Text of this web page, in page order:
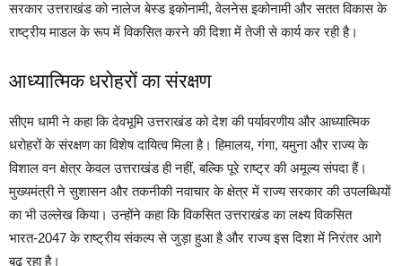
सरकार उत्तराखंड को नालेज बेस्ड इकोनामी, वेलनेस इकोनामी और सतत विकास के
राष्ट्रीय माडल के रूप में विकसित करने की दिशा में तेजी से कार्य कर रही है।
आध्यात्मिक धरोहरों का संरक्षण
सीएम धामी ने कहा कि देवभूमि उत्तराखंड को देश की पर्यावरणीय और आध्यात्मिक
धरोहरों के संरक्षण का विशेष दायित्व मिला है। हिमालय, गंगा, यमुना और राज्य के
विशाल वन क्षेत्र केवल उत्तराखंड ही नहीं, बल्कि पूरे राष्ट्र की अमूल्य संपदा हैं।
मुख्यमंत्री ने सुशासन और तकनीकी नवाचार के क्षेत्र में राज्य सरकार की उपलब्धियों
का भी उल्लेख किया। उन्होंने कहा कि विकसित उत्तराखंड का लक्ष्य विकसित
भारत-2047 के राष्ट्रीय संकल्प से जुड़ा हुआ है और राज्य इस दिशा में निरंतर आगे
बढ़ रहा है।